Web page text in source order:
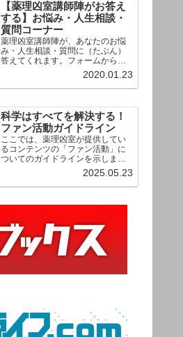
【薬理凶室講師陣がお答え
する】お悩み・人生相談・
質問コーナー
薬理凶室講師陣が、あなたのお悩
み・人生相談・質問に（たぶん）
答えてくれます。フォームからお
送りいただいた相談は、順次、動
画として公開される予定（時期未
定）！ どうぞお気軽にご質問く
2020.01.23
科学はすべてを解決する！
ファン活動ガイドライン
ここでは、薬理凶室が提供してい
るコンテンツの「ファン活動」に
ついてのガイドラインを示しま
す。ご利用の場合は当ガイドライ
ンを遵守して頂けますよう、よろ
しくお願い申し上げます。
2025.05.23